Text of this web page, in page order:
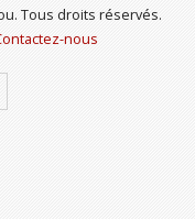
Tous droits réservés.
nous